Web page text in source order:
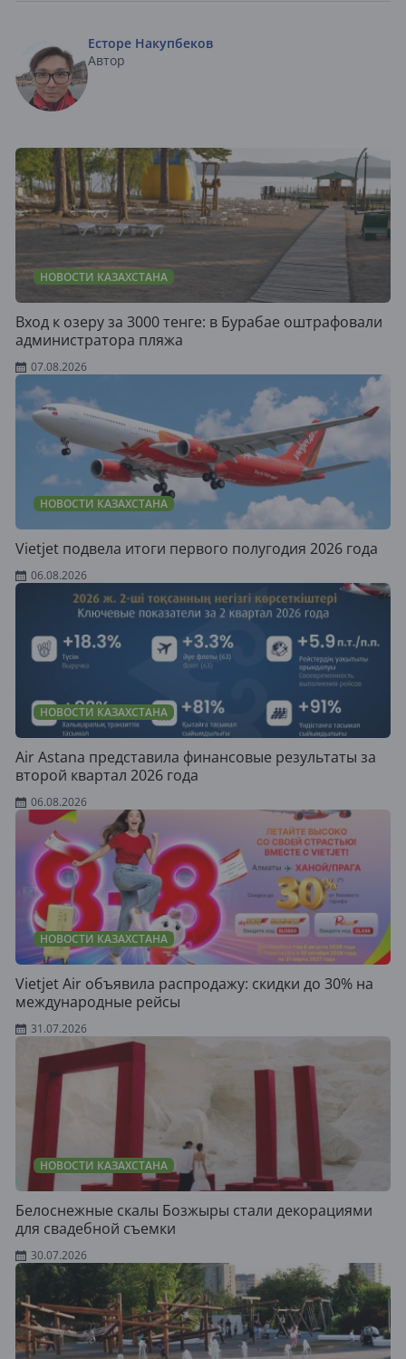
Есторе Накупбеков
Автор
НОВОСТИ КАЗАХСТАНА
Вход к озеру за 3000 тенге: в Бурабае оштрафовали
администратора пляжа
07.08.2026
НОВОСТИ КАЗАХСТАНА
Vietjet подвела итоги первого полугодия 2026 года
06.08.2026
НОВОСТИ КАЗАХСТАНА
Air Astana представила финансовые результаты за
второй квартал 2026 года
06.08.2026
НОВОСТИ КАЗАХСТАНА
Vietjet Air объявила распродажу: скидки до 30% на
международные рейсы
31.07.2026
НОВОСТИ КАЗАХСТАНА
Белоснежные скалы Бозжыры стали декорациями
для свадебной съемки
30.07.2026